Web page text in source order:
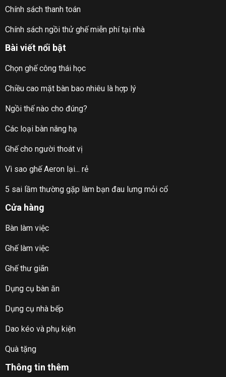
Chính sách thanh toán
Chính sách ngồi thử ghế miễn phí tại nhà
Bài viết nổi bật
Chọn ghế công thái học
Chiều cao mặt bàn bao nhiêu là hợp lý
Ngồi thế nào cho đúng?
Các loại bàn nâng hạ
Ghế cho người thoát vị
Vì sao ghế Aeron lại... rẻ
5 sai lầm thường gặp làm bạn đau lưng mỏi cổ
Cửa hàng
Bàn làm việc
Ghế làm việc
Ghế thư giãn
Dụng cụ bàn ăn
Dụng cụ nhà bếp
Dao kéo và phụ kiện
Quà tặng
Thông tin thêm